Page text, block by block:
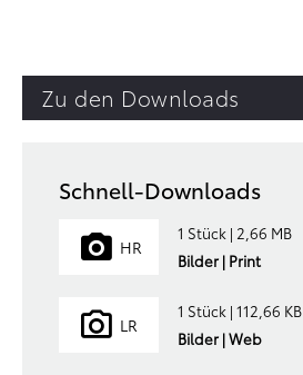
Zu den Downloads
Schnell-Downloads
HR
1 Stück | 2,66 MB
Bilder | Print
LR
1 Stück | 112,66 KB
Bilder | Web